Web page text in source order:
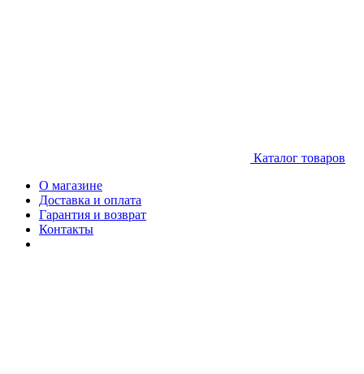
Каталог товаров
О магазине
Доставка и оплата
Гарантия и возврат
Контакты